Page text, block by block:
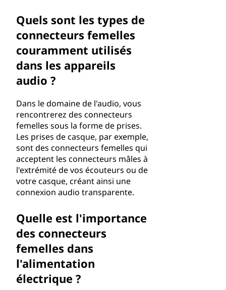
Quels sont les types de
connecteurs femelles
couramment utilisés
dans les appareils
audio ?
Dans le domaine de l'audio, vous
rencontrerez des connecteurs
femelles sous la forme de prises.
Les prises de casque, par exemple,
sont des connecteurs femelles qui
acceptent les connecteurs mâles à
l'extrémité de vos écouteurs ou de
votre casque, créant ainsi une
connexion audio transparente.
Quelle est l'importance
des connecteurs
femelles dans
l'alimentation
électrique ?